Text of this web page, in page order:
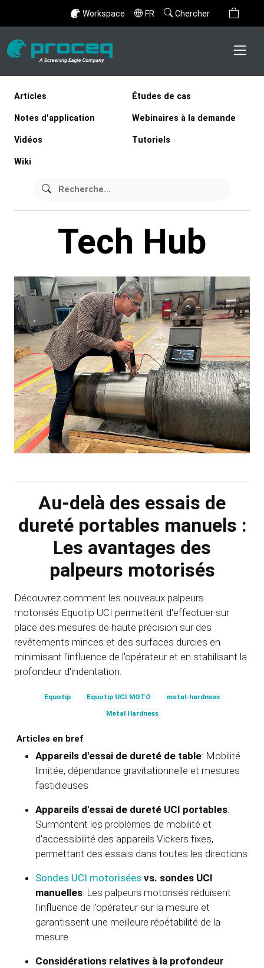
Workspace FR Chercher
Articles Études de cas
Notes d'application Webinaires à la demande
Vidéos Tutoriels
Wiki
Tech Hub
Au-delà des essais de
dureté portables manuels :
Les avantages des
palpeurs motorisés
Découvrez comment les nouveaux palpeurs
motorisés Equotip UCI permettent d'effectuer sur
place des mesures de haute précision sur des
revêtements minces et des surfaces durcies en
minimisant l'influence de l'opérateur et en stabilisant la
profondeur d'indentation.
Equotip Equotip UCI MOTO metal-hardness
Metal Hardness
Articles en bref
Appareils d'essai de dureté de table: Mobilité
limitée, dépendance gravitationnelle et mesures
fastidieuses
Appareils d'essai de dureté UCI portables:
Surmontent les problèmes de mobilité et
d'accessibilité des appareils Vickers fixes,
permettant des essais dans toutes les directions
Sondes UCI motorisées vs. sondes UCI
manuelles: Les palpeurs motorisés réduisent
l'influence de l'opérateur sur la mesure et
garantissent une meilleure répétabilité de la
mesure
Considérations relatives à la profondeur